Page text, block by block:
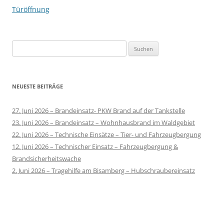
Türöffnung
nach:
NEUESTE BEITRÄGE
27. Juni 2026 – Brandeinsatz- PKW Brand auf der Tankstelle
23. Juni 2026 – Brandeinsatz – Wohnhausbrand im Waldgebiet
22. Juni 2026 – Technische Einsätze – Tier- und Fahrzeugbergung
12. Juni 2026 – Technischer Einsatz – Fahrzeugbergung &
Brandsicherheitswache
2. Juni 2026 – Tragehilfe am Bisamberg – Hubschraubereinsatz